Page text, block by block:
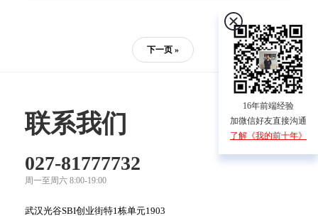
下一页 »
联系我们
027-81777732
周一至周六 8:00-19:00
武汉光谷SBI创业街特1栋单元1903
16年前端经验
加微信好友直接沟通
了解《我的前十年》